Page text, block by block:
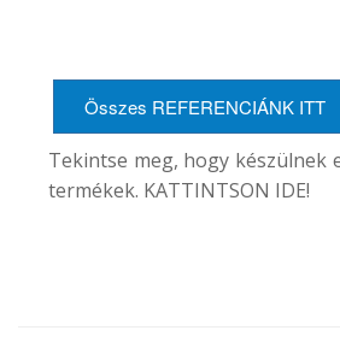
Összes REFERENCIÁNK ITT
Tekintse meg, hogy készülnek
termékek. KATTINTSON IDE!